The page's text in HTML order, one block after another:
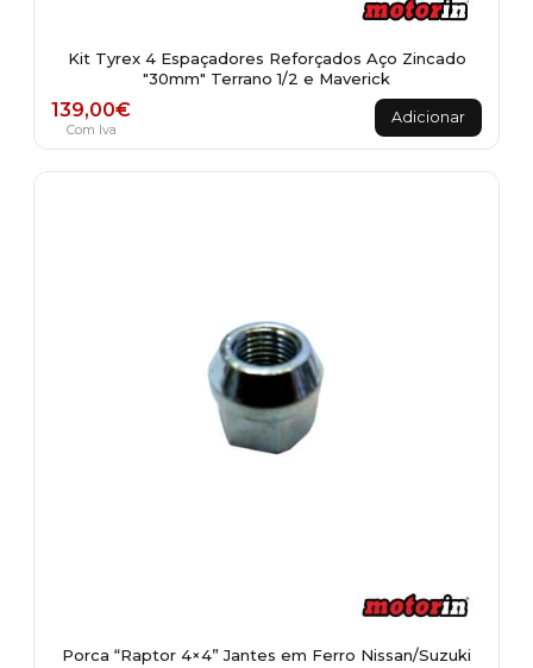
Kit Tyrex 4 Espaçadores Reforçados Aço Zincado
"30mm" Terrano 1/2 e Maverick
139,00€
Com Iva
Adicionar
Porca “Raptor 4×4” Jantes em Ferro Nissan/Suzuki